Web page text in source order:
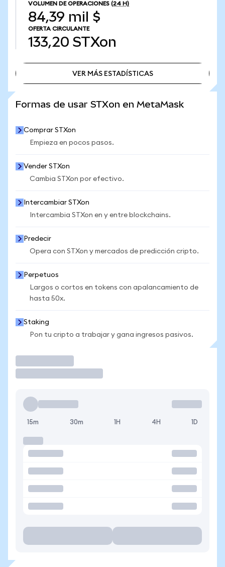
VOLUMEN DE OPERACIONES (24 H)
84,39 mil $
OFERTA CIRCULANTE
133,20 STXon
VER MÁS ESTADÍSTICAS
Formas de usar STXon en MetaMask
Comprar STXon
Empieza en pocos pasos.
Vender STXon
Cambia STXon por efectivo.
Intercambiar STXon
Intercambia STXon en y entre blockchains.
Predecir
Opera con STXon y mercados de predicción cripto.
Perpetuos
Largos o cortos en tokens con apalancamiento de
hasta 50x.
Staking
Pon tu cripto a trabajar y gana ingresos pasivos.
15m 30m 1H 4H 1D